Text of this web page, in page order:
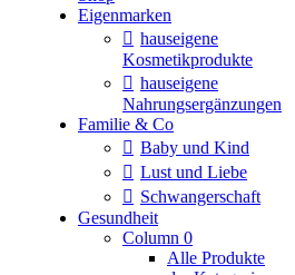
Eigenmarken
hauseigene
Kosmetikprodukte
hauseigene
Nahrungsergänzungen
Familie & Co
Baby und Kind
Lust und Liebe
Schwangerschaft
Gesundheit
Column 0
Alle Produkte